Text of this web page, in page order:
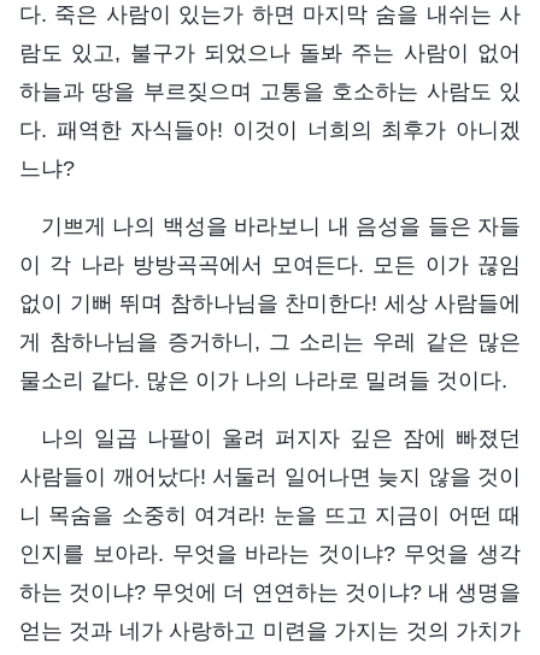
다. 죽은 사람이 있는가 하면 마지막 숨을 내쉬는 사
람도 있고, 불구가 되었으나 돌봐 주는 사람이 없어
하늘과 땅을 부르짖으며 고통을 호소하는 사람도 있
다. 패역한 자식들아! 이것이 너희의 최후가 아니겠
느냐?
기쁘게 나의 백성을 바라보니 내 음성을 들은 자들
이 각 나라 방방곡곡에서 모여든다. 모든 이가 끊임
없이 기뻐 뛰며 참하나님을 찬미한다! 세상 사람들에
게 참하나님을 증거하니, 그 소리는 우레 같은 많은
물소리 같다. 많은 이가 나의 나라로 밀려들 것이다.
나의 일곱 나팔이 울려 퍼지자 깊은 잠에 빠졌던
사람들이 깨어났다! 서둘러 일어나면 늦지 않을 것이
니 목숨을 소중히 여겨라! 눈을 뜨고 지금이 어떤 때
인지를 보아라. 무엇을 바라는 것이냐? 무엇을 생각
하는 것이냐? 무엇에 더 연연하는 것이냐? 내 생명을
얻는 것과 네가 사랑하고 미련을 가지는 것의 가치가